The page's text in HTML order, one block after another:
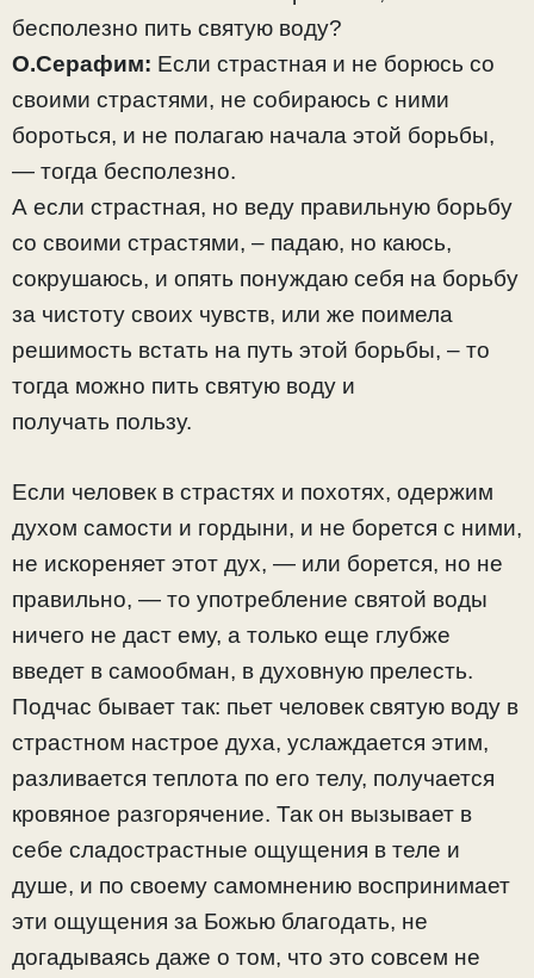
бесполезно пить святую воду?
О.Серафим: Если страстная и не борюсь со
своими страстями, не собираюсь с ними
бороться, и не полагаю начала этой борьбы,
— тогда бесполезно.
А если страстная, но веду правильную борьбу
со своими страстями, – падаю, но каюсь,
сокрушаюсь, и опять понуждаю себя на борьбу
за чистоту своих чувств, или же поимела
решимость встать на путь этой борьбы, – то
тогда можно пить святую воду и
получать пользу.
Если человек в страстях и похотях, одержим
духом самости и гордыни, и не борется с ними,
не искореняет этот дух, — или борется, но не
правильно, — то употребление святой воды
ничего не даст ему, а только еще глубже
введет в самообман, в духовную прелесть.
Подчас бывает так: пьет человек святую воду в
страстном настрое духа, услаждается этим,
разливается теплота по его телу, получается
кровяное разгорячение. Так он вызывает в
себе сладострастные ощущения в теле и
душе, и по своему самомнению воспринимает
эти ощущения за Божью благодать, не
догадываясь даже о том, что это совсем не